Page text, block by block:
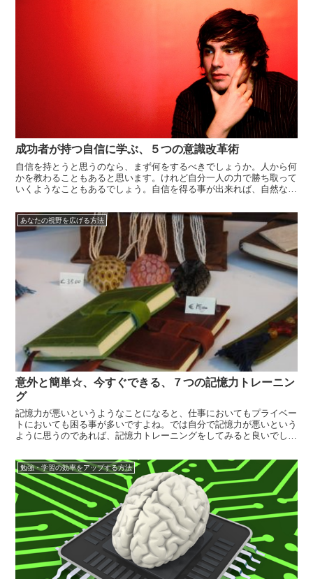
成功者が持つ自信に学ぶ、５つの意識改革術
自信を持とうと思うのなら、まず何をするべきでしょうか。人から何
かを教わることもあると思います。けれど自分一人の力で勝ち取って
いくようなこともあるでしょう。自信を得る事が出来れば、自然な流
得るために、何を今すべきなのか、どうすべきなのかということを一
緒に考えて...
あなたの視野を広げる方法
意外と簡単☆、今すぐできる、７つの記憶力トレーニン
グ
記憶力が悪いというようなことになると、仕事においてもプライベー
トにおいても困る事が多いですよね。では自分で記憶力が悪いという
ように思うのであれば、記憶力トレーニングをしてみると良いでしょ
す。記憶力に対して、諦めていた人もいるかもしれませんが、実は簡
単なトレーニ...
勉強・学習の効率をアップする方法